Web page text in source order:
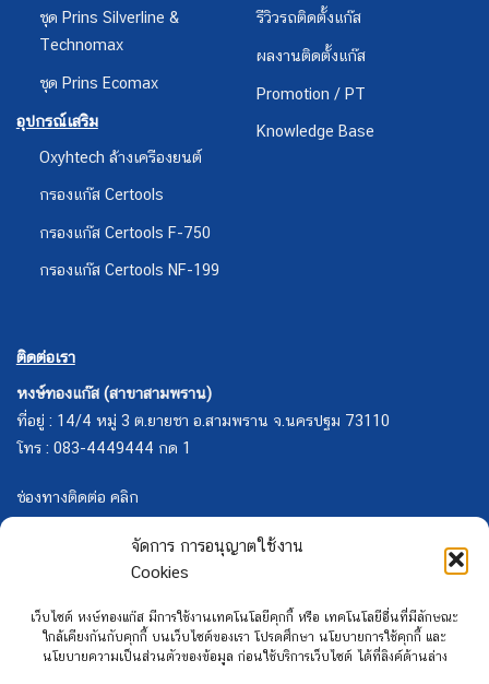
จัดการ การอนุญาตใช้งาน
Cookies
เว็บไซต์ หงษ์ทองแก๊ส มีการใช้งานเทคโนโลยีคุกกี้ หรือ เทคโนโลยีอื่นที่มีลักษณะ
ใกล้เคียงกันกับคุกกี้ บนเว็บไซต์ของเรา โปรดศึกษา นโยบายการใช้คุกกี้ และ
นโยบายความเป็นส่วนตัวของข้อมูล ก่อนใช้บริการเว็บไซต์ ได้ที่ลิงค์ด้านล่าง
ชุด Prins Silverline &
Technomax
ชุด Prins Ecomax
อุปกรณ์เสริม
Oxyhtech ล้างเครืองยนต์
กรองแก๊ส Certools
กรองแก๊ส Certools F-750
กรองแก๊ส Certools NF-199
รีวิวรถติดตั้งแก๊ส
ผลงานติดตั้งแก๊ส
Promotion / PT
Knowledge Base
ติดต่อเรา
หงษ์ทองแก๊ส (สาขาสามพราน)
ที่อยู่ : 14/4 หมู่ 3 ต.ยายชา อ.สามพราน จ.นครปฐม 73110
โทร : 083-4449444 กด 1
ช่องทางติดต่อ คลิก